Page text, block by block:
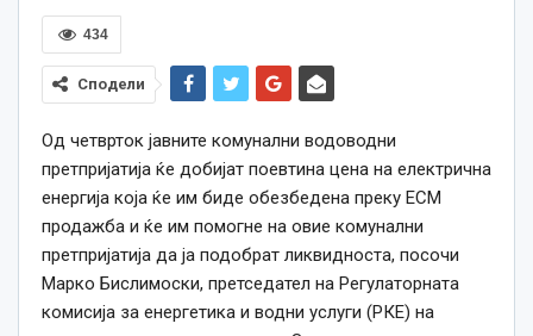
434
Сподели
Од четврток јавните комунални водоводни
претпријатија ќе добијат поевтина цена на електрична
енергија која ќе им биде обезбедена преку ЕСМ
продажба и ќе им помогне на овие комунални
претпријатија да ја подобрат ликвидноста, посочи
Марко Бислимоски, претседател на Регулаторната
комисија за енергетика и водни услуги (РКЕ) на